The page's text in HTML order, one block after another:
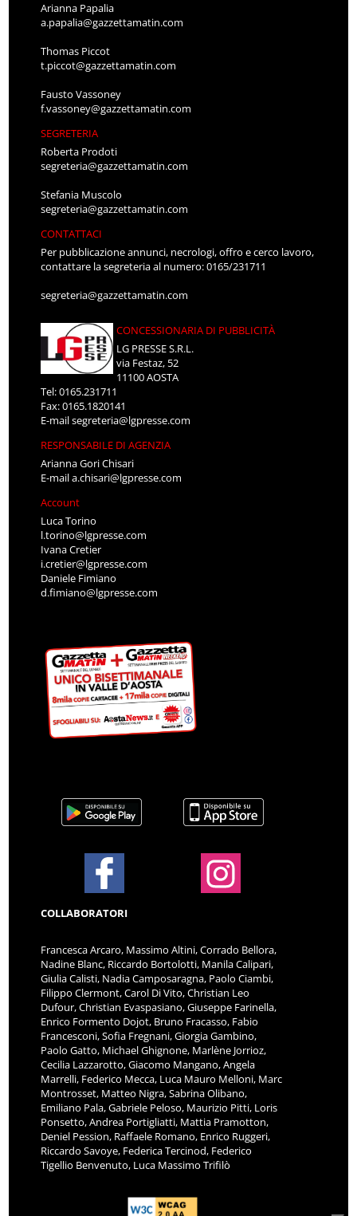
Arianna Papalia
a.papalia@gazzettamatin.com
Thomas Piccot
t.piccot@gazzettamatin.com
Fausto Vassoney
f.vassoney@gazzettamatin.com
SEGRETERIA
Roberta Prodoti
segreteria@gazzettamatin.com
Stefania Muscolo
segreteria@gazzettamatin.com
CONTATTACI
Per pubblicazione annunci, necrologi, offro e cerco lavoro,
contattare la segreteria al numero: 0165/231711
segreteria@gazzettamatin.com
CONCESSIONARIA DI PUBBLICITÀ
LG PRESSE S.R.L.
via Festaz, 52
11100 AOSTA
Tel: 0165.231711
Fax: 0165.1820141
E-mailsegreteria@lgpresse.com
RESPONSABILE DI AGENZIA
Arianna Gori Chisari
E-maila.chisari@lgpresse.com
Account
Luca Torino
l.torino@lgpresse.com
Ivana Cretier
i.cretier@lgpresse.com
Daniele Fimiano
d.fimiano@lgpresse.com
COLLABORATORI
Francesca Arcaro, Massimo Altini, Corrado Bellora,
Nadine Blanc, Riccardo Bortolotti, Manila Calipari,
Giulia Calisti, Nadia Camposaragna, Paolo Ciambi,
Filippo Clermont, Carol Di Vito, Christian Leo
Dufour, Christian Evaspasiano, Giuseppe Farinella,
Enrico Formento Dojot, Bruno Fracasso, Fabio
Francesconi, Sofia Fregnani, Giorgia Gambino,
Paolo Gatto, Michael Ghignone, Marlène Jorrioz,
Cecilia Lazzarotto, Giacomo Mangano, Angela
Marrelli, Federico Mecca, Luca Mauro Melloni, Marc
Montrosset, Matteo Nigra, Sabrina Olibano,
Emiliano Pala, Gabriele Peloso, Maurizio Pitti, Loris
Ponsetto, Andrea Portigliatti, Mattia Pramotton,
Deniel Pession, Raffaele Romano, Enrico Ruggeri,
Riccardo Savoye, Federica Tercinod, Federico
Tigellio Benvenuto, Luca Massimo Trifilò